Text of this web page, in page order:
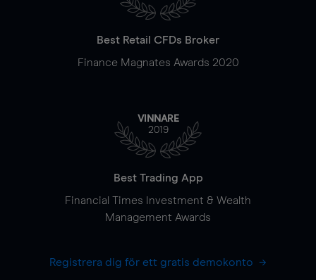
Best Retail CFDs Broker
Finance Magnates Awards 2020
VINNARE
2019
Best Trading App
Financial Times Investment & Wealth
Management Awards
Registrera dig för ett gratis demokonto